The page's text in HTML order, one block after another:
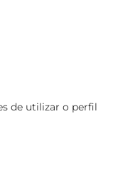
de utilizar o perfil